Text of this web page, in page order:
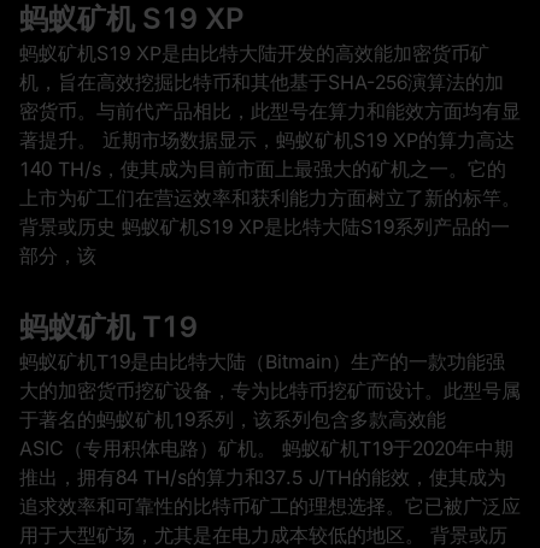
蚂蚁矿机 S19 XP
蚂蚁矿机S19 XP是由比特大陆开发的高效能加密货币矿
机，旨在高效挖掘比特币和其他基于SHA-256演算法的加
密货币。与前代产品相比，此型号在算力和能效方面均有显
著提升。 近期市场数据显示，蚂蚁矿机S19 XP的算力高达
140 TH/s，使其成为目前市面上最强大的矿机之一。它的
上市为矿工们在营运效率和获利能力方面树立了新的标竿。
背景或历史 蚂蚁矿机S19 XP是比特大陆S19系列产品的一
部分，该
蚂蚁矿机 T19
蚂蚁矿机T19是由比特大陆（Bitmain）生产的一款功能强
大的加密货币挖矿设备，专为比特币挖矿而设计。此型号属
于著名的蚂蚁矿机19系列，该系列包含多款高效能
ASIC（专用积体电路）矿机。 蚂蚁矿机T19于2020年中期
推出，拥有84 TH/s的算力和37.5 J/TH的能效，使其成为
追求效率和可靠性的比特币矿工的理想选择。它已被广泛应
用于大型矿场，尤其是在电力成本较低的地区。 背景或历